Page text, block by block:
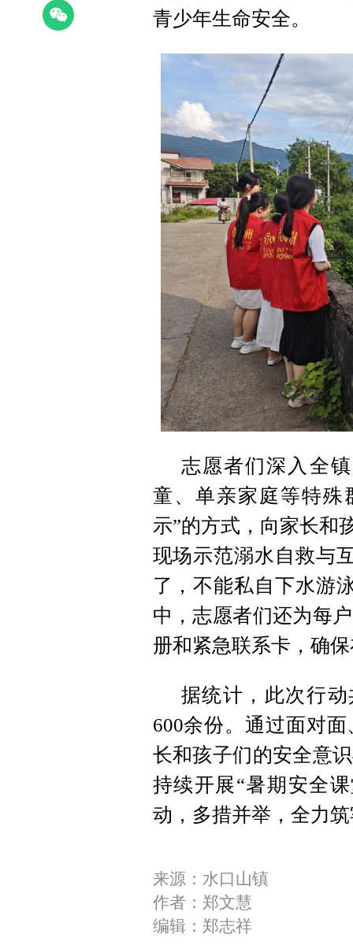
青少年生命安全。
志愿者们深入全
童、单亲家庭等特殊
示”的方式，向家长和
现场示范溺水自救与
了，不能私自下水游
中，志愿者们还为每
册和紧急联系卡，确
据统计，此次行
600余份。通过面对
长和孩子们的安全意
持续开展“暑期安全
动，多措并举，全力
来源：水口山镇
作者：郑文慧
编辑：郑志祥